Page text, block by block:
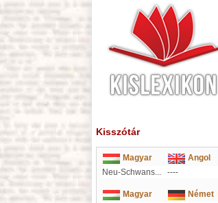
Kisszótár
Magyar
Angol
Neu-Schwans...
----
Magyar
Német